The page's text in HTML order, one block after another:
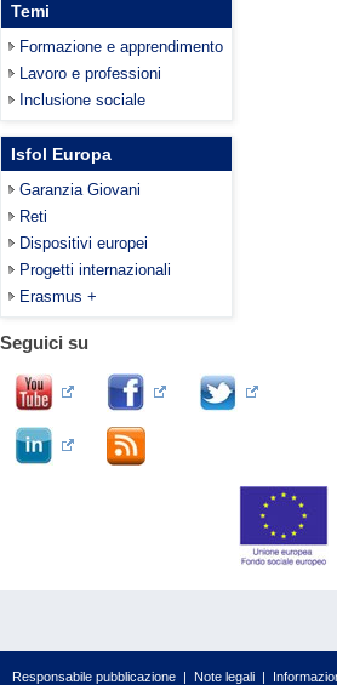
Temi
Formazione e apprendimento
Lavoro e professioni
Inclusione sociale
Isfol Europa
Garanzia Giovani
Reti
Dispositivi europei
Progetti internazionali
Erasmus +
Seguici su
Responsabile pubblicazione | Note legali |